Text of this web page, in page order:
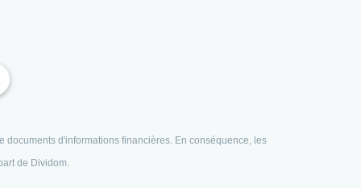
documents d'informations financières. En conséquence, les
de Dividom.